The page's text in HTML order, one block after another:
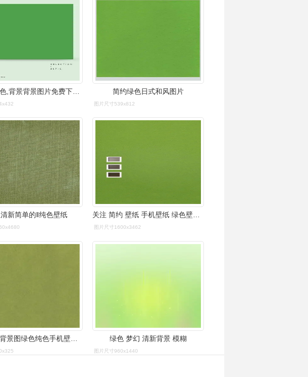
浅绿色纯色,背景背景图片免费下载_浅绿色纯色,背景背景素材-千图背景 简约绿色日式和风图片
图片尺寸539x812
新简单的‖纯色壁纸 关注 简约 壁纸 手机壁纸 绿色壁纸 纯色壁纸 评论 收藏
图片尺寸1600x3462
红色纯色背景图绿色纯色手机壁纸深蓝色纯色背景图白色背景图片无字 绿色 梦幻 清新背景 模糊
图片尺寸960x1440